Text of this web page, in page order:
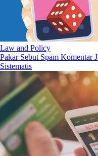
Law and Policy
Pakar Sebut Spam Komentar
Sistematis